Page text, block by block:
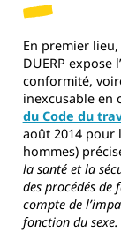
En premier
DUERP expose
conformité,
inexcusable en
du Code du
août 2014 pour
hommes)
la santé et la
des procédés de
compte de
fonction du sexe.